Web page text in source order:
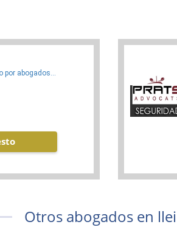
por abogados...
Otros abogados en